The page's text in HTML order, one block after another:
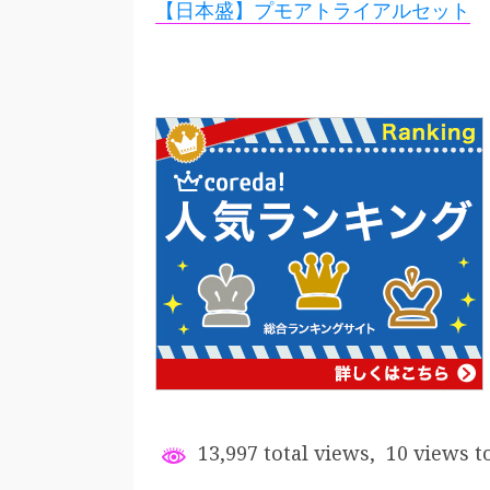
【日本盛】プモアトライアルセット
13,997 total views, 10 views